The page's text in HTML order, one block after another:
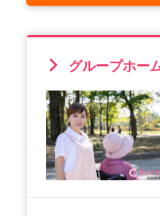
利
支店
会社概要 個人
グループホー